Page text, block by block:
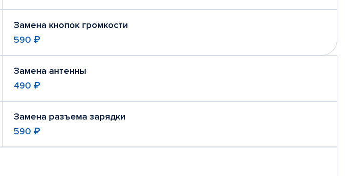
Замена кнопок громкости
590 ₽
Замена антенны
490 ₽
Замена разъема зарядки
590 ₽